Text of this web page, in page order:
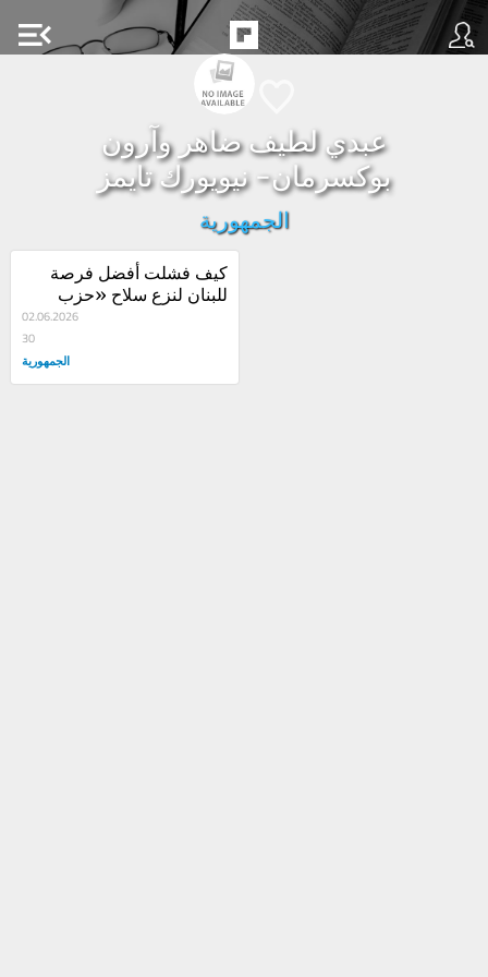
menu_open
عبدي لطيف ضاهر وآرون
بوكسرمان- نيويورك تايمز
الجمهورية
02.06.2026
30
الجمهورية